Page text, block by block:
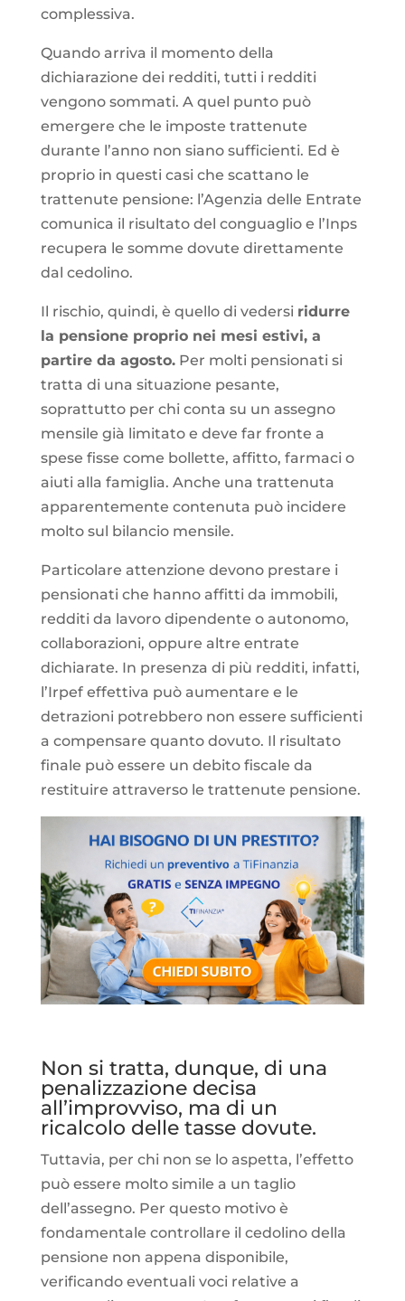
complessiva.
Quando arriva il momento della
dichiarazione dei redditi, tutti i redditi
vengono sommati. A quel punto può
emergere che le imposte trattenute
durante l’anno non siano sufficienti. Ed è
proprio in questi casi che scattano le
trattenute pensione: l’Agenzia delle Entrate
comunica il risultato del conguaglio e l’Inps
recupera le somme dovute direttamente
dal cedolino.
Il rischio, quindi, è quello di vedersi ridurre
la pensione proprio nei mesi estivi, a
partire da agosto.Per molti pensionati si
tratta di una situazione pesante,
soprattutto per chi conta su un assegno
mensile già limitato e deve far fronte a
spese fisse come bollette, affitto, farmaci o
aiuti alla famiglia. Anche una trattenuta
apparentemente contenuta può incidere
molto sul bilancio mensile.
Particolare attenzione devono prestare i
pensionati che hanno affitti da immobili,
redditi da lavoro dipendente o autonomo,
collaborazioni, oppure altre entrate
dichiarate. In presenza di più redditi, infatti,
l’Irpef effettiva può aumentare e le
detrazioni potrebbero non essere sufficienti
a compensare quanto dovuto. Il risultato
finale può essere un debito fiscale da
restituire attraverso le trattenute pensione.
Non si tratta, dunque, di una
penalizzazione decisa
all’improvviso, ma di un
ricalcolo delle tasse dovute.
Tuttavia, per chi non se lo aspetta, l’effetto
può essere molto simile a un taglio
dell’assegno. Per questo motivo è
fondamentale controllare il cedolino della
pensione non appena disponibile,
verificando eventuali voci relative a